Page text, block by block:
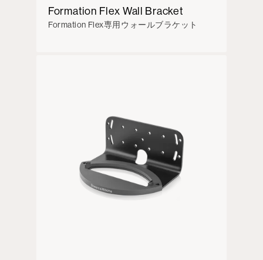
Formation Flex Wall Bracket
Formation Flex専用ウォールブラケット